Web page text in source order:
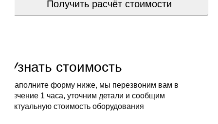
Получить расчёт стоимости
Узнать стоимость
Заполните форму ниже, мы перезвоним вам в
течение 1 часа, уточним детали и сообщим
актуальную стоимость оборудования